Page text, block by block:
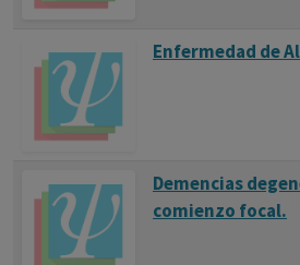
Enfermedad de
Demencias
comienzo focal.